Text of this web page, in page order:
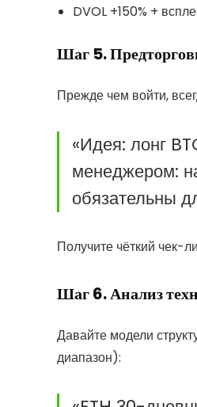
DVOL +150% +
Шаг 5.
Прежде чем войти,
«Идея: лонг
менеджером:
обязательны
Получите чёткий чек-
Шаг 6. Анализ
Давайте модели
диапазон):